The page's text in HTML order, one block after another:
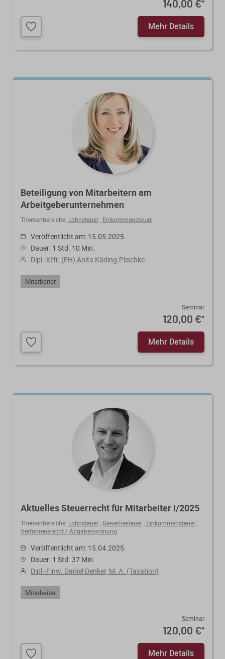
140,00 €*
Mehr Details
Beteiligung von Mitarbeitern am
Arbeitgeberunternehmen
Themenbereiche: Lohnsteuer Einkommensteuer
Veröffentlicht am: 15.05.2025
Dauer: 1 Std. 10 Min.
Dipl.-Kffr. (FH) Anita Käding-Plischke
Mitarbeiter
Seminar
120,00 €*
Mehr Details
Aktuelles Steuerrecht für Mitarbeiter I/2025
Themenbereiche: Lohnsteuer Gewerbesteuer Einkommensteuer
Verfahrensrecht / Abgabenordnung
Veröffentlicht am: 15.04.2025
Dauer: 1 Std. 37 Min.
Dipl.-Finw. Daniel Denker, M. A. (Taxation)
Mitarbeiter
Seminar
120,00 €*
Mehr Details